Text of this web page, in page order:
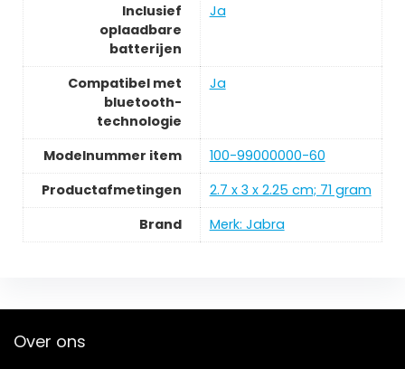
Inclusief
oplaadbare
batterijen
Ja
Compatibel met
bluetooth-
technologie
Ja
Modelnummer item
100-99000000-60
Productafmetingen
2.7 x 3 x 2.25 cm; 71 gram
Brand
Merk: Jabra
Over ons